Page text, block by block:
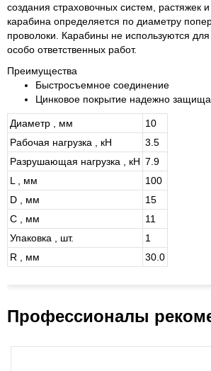
создания страховочных систем, растяжек
карабина определяется по диаметру
проволоки. Карабины не используются
особо ответственных работ.
Преимущества
Быстросъемное соединение
Цинковое покрытие надежно
Диаметр , мм
10
Рабочая нагрузка , кН
3.5
Разрушающая нагрузка , кН 7.9
L , мм
100
D , мм
15
C , мм
11
Упаковка , шт.
1
R , мм
30.0
Профессионалы